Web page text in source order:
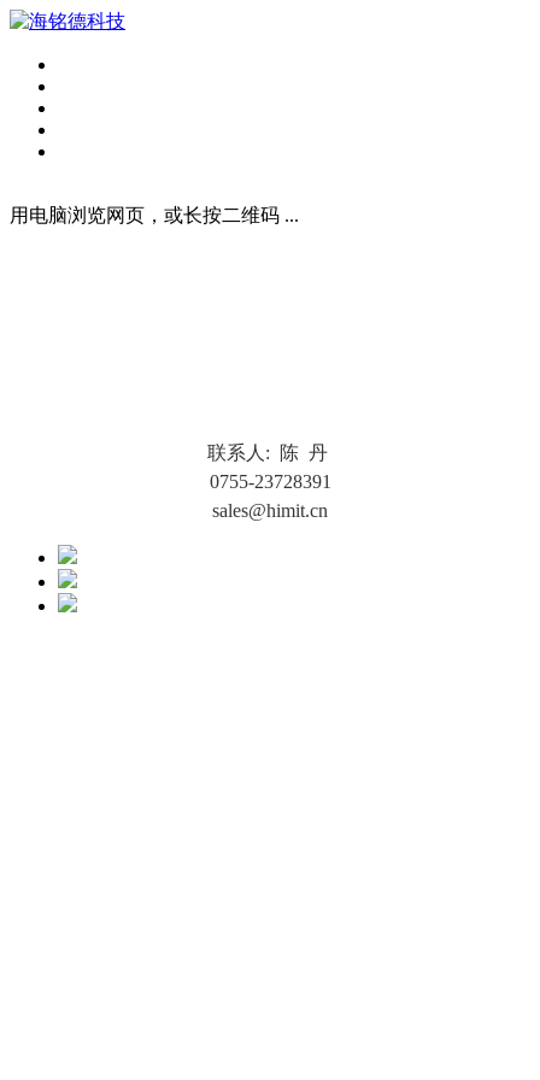
用电脑浏览网页，或长按二维码 ...
联系人: 陈 丹
0755-23728391
sales@himit.cn